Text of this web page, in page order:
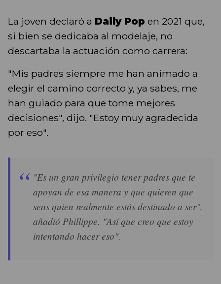
La joven declaró a Daily Pop en 2021 que,
si bien se dedicaba al modelaje, no
descartaba la actuación como carrera:
"Mis padres siempre me han animado a
elegir el camino correcto y, ya sabes, me
han guiado para que tome mejores
decisiones", dijo. "Estoy muy agradecida
por eso".
"Es un gran privilegio tener padres que te
apoyan de esa manera y que quieren que
seas quien realmente estás destinado a ser",
añadió Phillippe. "Así que creo que estoy
intentando hacer eso".